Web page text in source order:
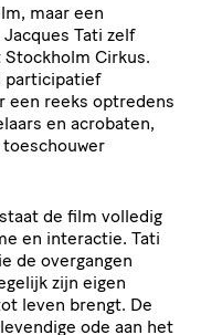
maar een
Tati zelf
Cirkus.
participatief
een reeks optredens
en acrobaten,
de film volledig
en interactie. Tati
de overgangen
zijn eigen
leven brengt. De
ode aan het